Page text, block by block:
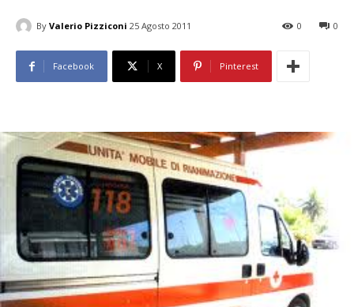
By Valerio Pizziconi 25 Agosto 2011 0
0
Facebook X Pinterest